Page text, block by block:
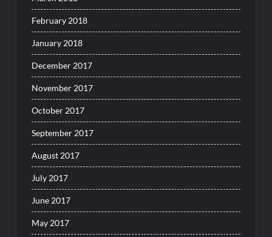
February 2018
January 2018
December 2017
November 2017
October 2017
September 2017
August 2017
July 2017
June 2017
May 2017